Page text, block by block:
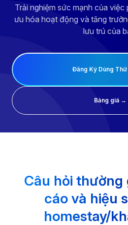
Trải nghiệm sức mạnh của
ưu hóa hoạt động và tăng
lưu trú của
Đăng Ký Dùng Thử
Bảng giá →
Câu hỏi thường
cáo và hiệu
homestay/